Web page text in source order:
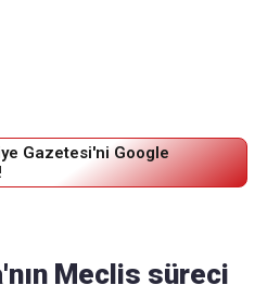
Gazetesi'ni Google
Meclis süreci